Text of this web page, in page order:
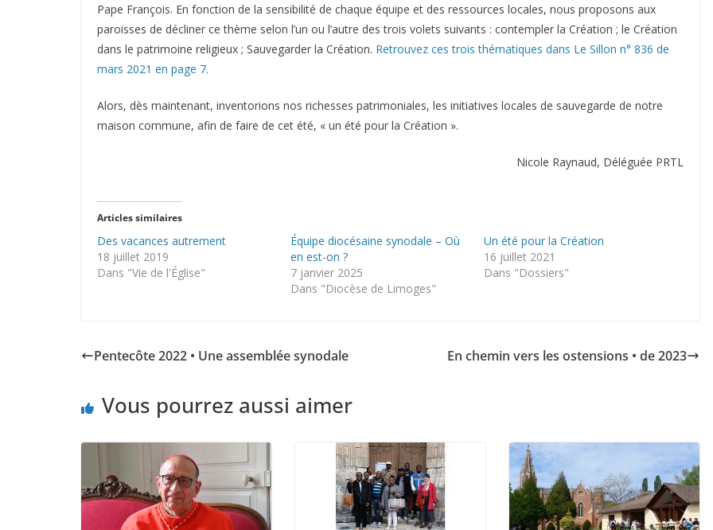
Pape François. En fonction de la sensibilité de chaque équipe et des ressources locales, nous proposons aux
paroisses de décliner ce thème selon l’un ou l’autre des trois volets suivants : contempler la Création ; le Création
dans le patrimoine religieux ; Sauvegarder la Création. Retrouvez ces trois thématiques dans Le Sillon n° 836 de
mars 2021 en page 7.
Alors, dès maintenant, inventorions nos richesses patrimoniales, les initiatives locales de sauvegarde de notre
maison commune, afin de faire de cet été, « un été pour la Création ».
Nicole Raynaud, Déléguée PRTL
Articles similaires
Des vacances autrement
18 juillet 2019
Dans "Vie de l'Église"
Équipe diocésaine synodale – Où
en est-on ?
7 janvier 2025
Dans "Diocèse de Limoges"
Un été pour la Création
16 juillet 2021
Dans "Dossiers"
Pentecôte 2022 • Une assemblée synodale En chemin vers les ostensions • de 2023
Vous pourrez aussi aimer